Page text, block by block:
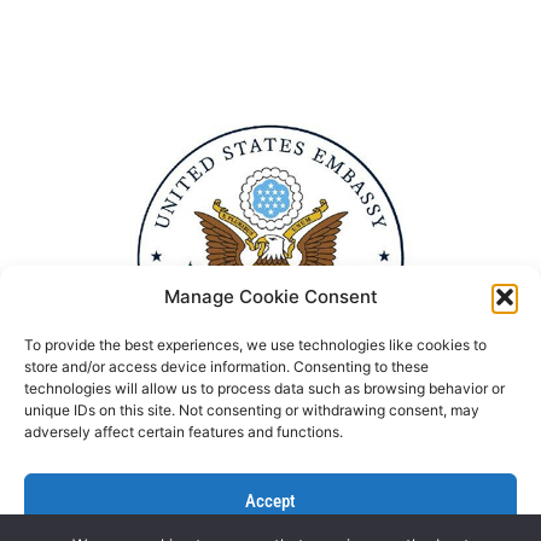
Manage Cookie Consent
To provide the best experiences, we use technologies like cookies to
store and/or access device information. Consenting to these
technologies will allow us to process data such as browsing behavior or
unique IDs on this site. Not consenting or withdrawing consent, may
adversely affect certain features and functions.
Accept